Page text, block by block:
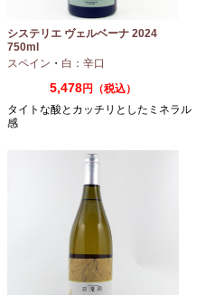
システリエ ヴェルベーナ 2024
750ml
スペイン ・ 白：辛口
5,478円（税込）
タイトな酸とカッチリとしたミネラル
感